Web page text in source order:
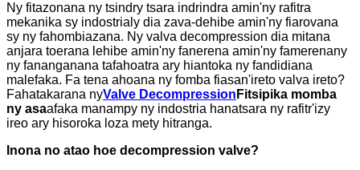
Ny fitazonana ny tsindry tsara indrindra amin'ny rafitra
mekanika sy indostrialy dia zava-dehibe amin'ny fiarovana
sy ny fahombiazana. Ny valva decompression dia mitana
anjara toerana lehibe amin'ny fanerena amin'ny famerenany
ny fananganana tafahoatra ary hiantoka ny fandidiana
malefaka. Fa tena ahoana ny fomba fiasan'ireto valva ireto?
Fahatakarana nyValve Decompression Fitsipika momba
ny asaafaka manampy ny indostria hanatsara ny rafitr'izy
ireo ary hisoroka loza mety hitranga.
Inona no atao hoe decompression valve?